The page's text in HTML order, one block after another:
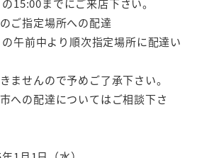
15:00までにご来店下さい。
ご指定場所への配達
午前中より順次指定場所に配達い
ませんので予めご了承下さい。
への配達についてはご相談下さ